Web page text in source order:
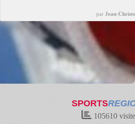
par Jean-
SPORTS
105610